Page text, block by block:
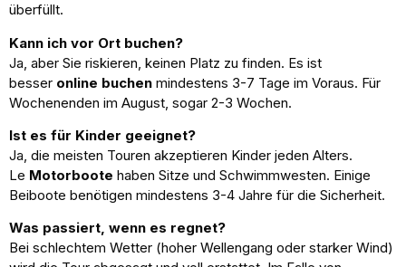
überfüllt.
Kann ich vor Ort buchen?
Ja, aber Sie riskieren, keinen Platz zu finden. Es ist
besser online buchen mindestens 3-7 Tage im Voraus. Für
Wochenenden im August, sogar 2-3 Wochen.
Ist es für Kinder geeignet?
Ja, die meisten Touren akzeptieren Kinder jeden Alters.
Le Motorboote haben Sitze und Schwimmwesten. Einige
Beiboote benötigen mindestens 3-4 Jahre für die Sicherheit.
Was passiert, wenn es regnet?
Bei schlechtem Wetter (hoher Wellengang oder starker Wind)